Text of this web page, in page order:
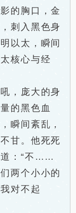
的胸口，金
刺入黑色身
以太，瞬间
核心与经
，庞大的身
的黑色血
瞬间紊乱，
甘。他死死
道：“不……
两个小小的
对不起